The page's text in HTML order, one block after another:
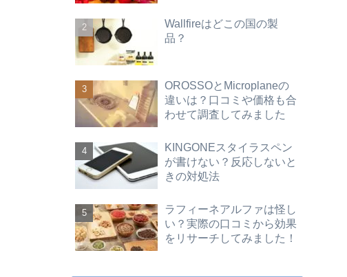
Wallfireはどこの国の製
品？
OROSSOとMicroplaneの
違いは？口コミや価格も合
わせて調査してみました
KINGONEスタイラスペン
が書けない？反応しないと
きの対処法
ラフィーネアルファは怪し
い？実際の口コミから効果
をリサーチしてみました！